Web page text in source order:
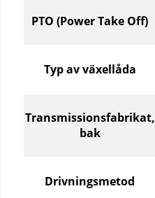
PTO (Power Take Off)
Typ av växellåda
Transmissionsfabrikat,
bak
Drivningsmetod